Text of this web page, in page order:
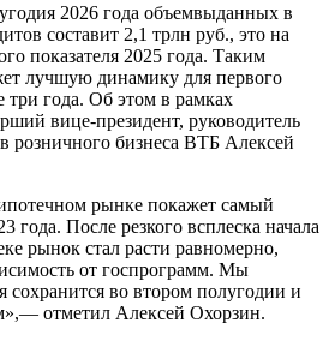
2026 года объемвыданных в
составит 2,1 трлн руб., это на
показателя 2025 года. Таким
лучшую динамику для первого
три года. Об этом в рамках
вице-президент, руководитель
розничного бизнеса ВТБ Алексей
рынке покажет самый
года. После резкого всплеска начала
рынок стал расти равномерно,
от госпрограмм. Мы
сохранится во втором полугодии и
отметил Алексей Охорзин.